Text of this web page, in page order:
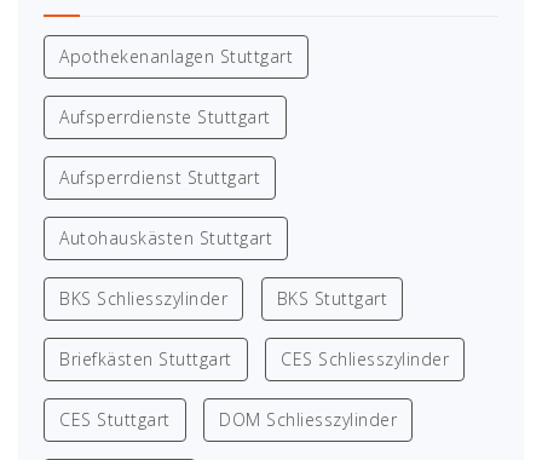
Apothekenanlagen Stuttgart
Aufsperrdienste Stuttgart
Aufsperrdienst Stuttgart
Autohauskästen Stuttgart
BKS Schliesszylinder BKS Stuttgart
Briefkästen Stuttgart CES Schliesszylinder
CES Stuttgart DOM Schliesszylinder